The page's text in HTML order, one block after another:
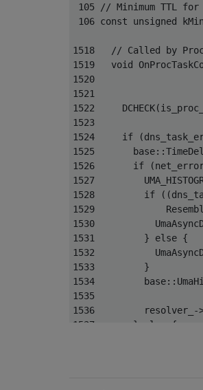
105 // Minimum TTL
106 const unsigned
1518   // Called by
1519   void
1520
1521
1522
1523
1524     if
1525
1526       if (net_error
1527
1528         if
1529
1530
1531         } else {
1532
1533         }
1534
1535
1536         resolver_-
1537       } else {